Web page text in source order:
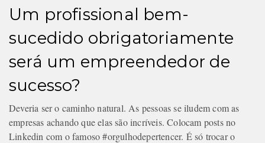
Um profissional bem-
sucedido obrigatoriamente
será um empreendedor de
sucesso?
Deveria ser o caminho natural. As pessoas se iludem com as
empresas achando que elas são incríveis. Colocam posts no
Linkedin com o famoso #orgulhodepertencer. É só trocar o